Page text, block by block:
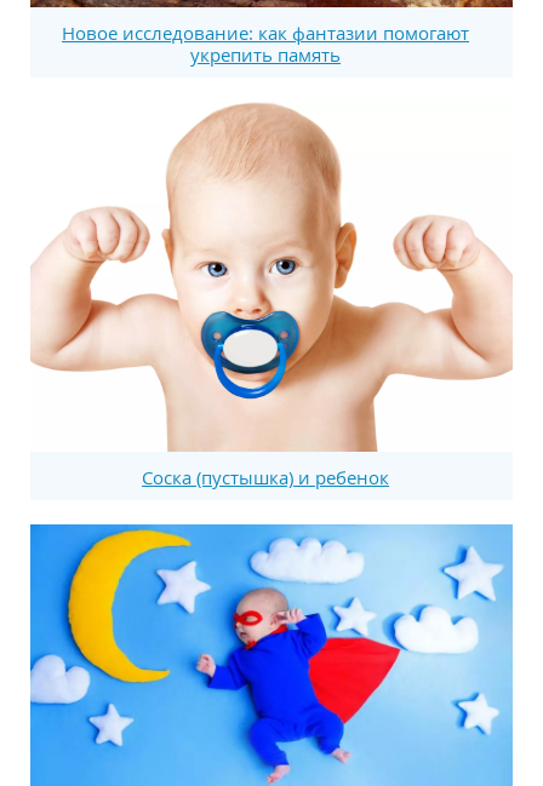
Новое исследование: как фантазии помогают
укрепить память
Соска (пустышка) и ребенок